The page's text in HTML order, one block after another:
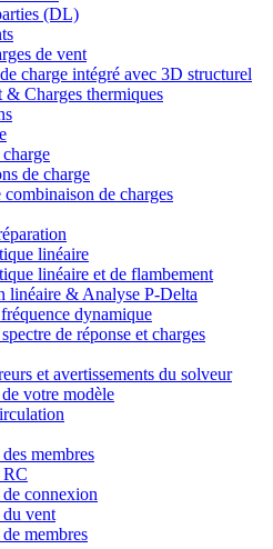
(DL)
de vent
charge intégré avec 3D structurel
& Charges thermiques
de charge
combinaison de charges
linéaire
linéaire et de flambement
linéaire & Analyse P-Delta
dynamique
de réponse et charges
et avertissements du solveur
votre modèle
membres
RC
connexion
vent
membres